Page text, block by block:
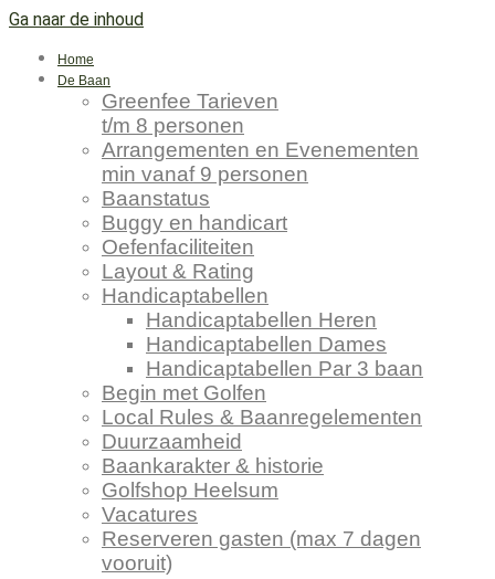
Ga naar de inhoud
Home
De Baan
Greenfee Tarieven
t/m 8 personen
Arrangementen en Evenementen
min vanaf 9 personen
Baanstatus
Buggy en handicart
Oefenfaciliteiten
Layout & Rating
Handicaptabellen
Handicaptabellen Heren
Handicaptabellen Dames
Handicaptabellen Par 3 baan
Begin met Golfen
Local Rules & Baanregelementen
Duurzaamheid
Baankarakter & historie
Golfshop Heelsum
Vacatures
Reserveren gasten (max 7 dagen
vooruit)